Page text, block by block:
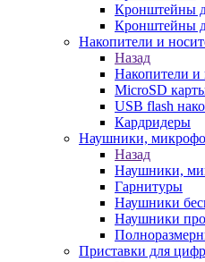
Кронштейны
Кронштейны
Накопители и
Назад
Накопители и
MicroSD
USB flash
Кардридеры
Наушники,
Назад
Наушники,
Гарнитуры
Наушники
Наушники
Приставки для